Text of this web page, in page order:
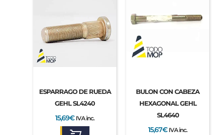
ESPARRAGO DE RUEDA
GEHL SL4240
15,69€ IVA inc.
BULON CON CABEZA
HEXAGONAL GEHL
SL4640
15,67€ IVA inc.